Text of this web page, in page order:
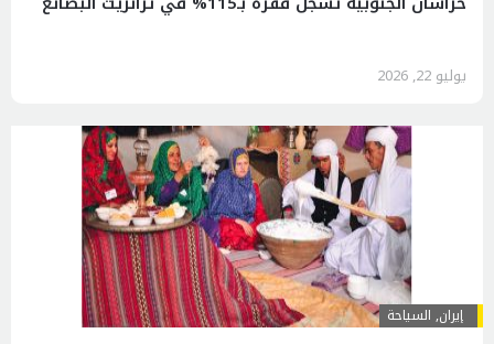
يوليو 22, 2026
إيران, السياحة